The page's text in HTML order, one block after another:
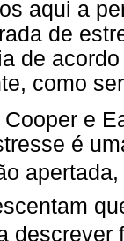
aqui a
de
de
como
e
é
apertada,